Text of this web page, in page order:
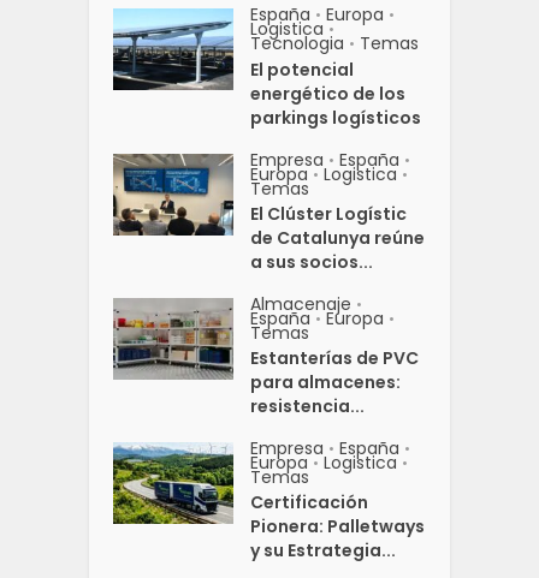
España • Europa •
Logistica •
Tecnologia • Temas
El potencial
energético de los
parkings logísticos
Empresa • España •
Europa • Logistica •
Temas
El Clúster Logístic
de Catalunya reúne
a sus socios...
Almacenaje •
España • Europa •
Temas
Estanterías de PVC
para almacenes:
resistencia...
Empresa • España •
Europa • Logistica •
Temas
Certificación
Pionera: Palletways
y su Estrategia...